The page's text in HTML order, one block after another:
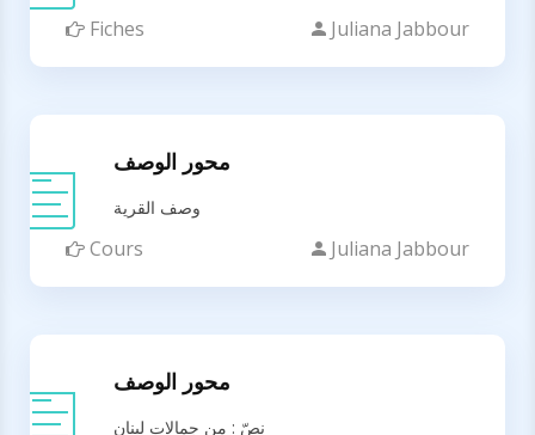
Fiches Juliana Jabbour
محور الوصف
وصف القرية
Cours Juliana Jabbour
محور الوصف
نصّ : من جمالات لبنان